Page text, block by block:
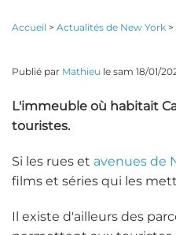
Accueil > Actualités de New York >
Publié par Mathieu le sam 18/01/
L'immeuble où habitait
touristes.
Si les rues et avenues de
films et séries qui les
Il existe d'ailleurs des